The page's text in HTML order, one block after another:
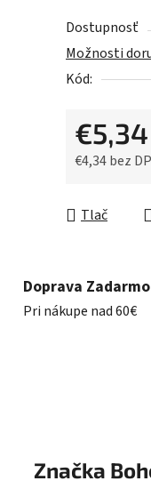
z
5
hviezdičiek.
Dostupnosť
Možnosti
Kód:
€5,34
€4,34 bez
Tlač
Doprava Zadarmo
Pri nákupe nad 60€
Značka